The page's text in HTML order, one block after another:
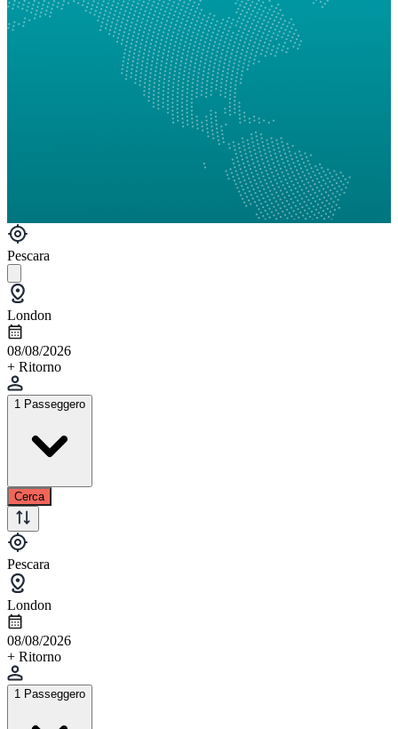
Pescara
London
08/08/2026
+ Ritorno
1 Passeggero
Cerca
Pescara
London
08/08/2026
+ Ritorno
1 Passeggero